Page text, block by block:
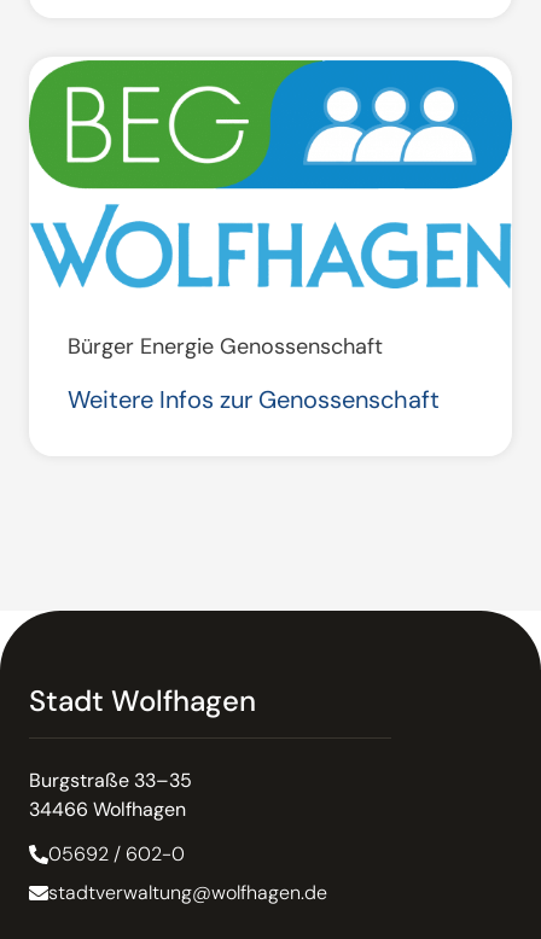
Bürger Energie Genossenschaft
Weitere Infos zur Genossenschaft
Stadt Wolfhagen
Burgstraße 33–35
34466 Wolfhagen
05692 / 602-0
stadtverwaltung@wolfhagen.de